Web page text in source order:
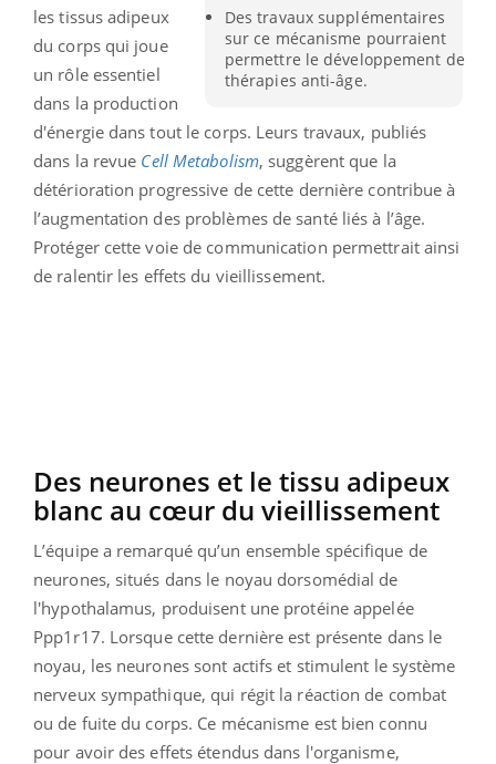
Des travaux supplémentaires
sur ce mécanisme pourraient
permettre le développement de
thérapies anti-âge.
les tissus adipeux
du corps qui joue
un rôle essentiel
dans la production
d'énergie dans tout le corps. Leurs travaux, publiés
dans la revue Cell Metabolism, suggèrent que la
détérioration progressive de cette dernière contribue à
l’augmentation des problèmes de santé liés à l’âge.
Protéger cette voie de communication permettrait ainsi
de ralentir les effets du vieillissement.
Des neurones et le tissu adipeux
blanc au cœur du vieillissement
L’équipe a remarqué qu’un ensemble spécifique de
neurones, situés dans le noyau dorsomédial de
l'hypothalamus, produisent une protéine appelée
Ppp1r17. Lorsque cette dernière est présente dans le
noyau, les neurones sont actifs et stimulent le système
nerveux sympathique, qui régit la réaction de combat
ou de fuite du corps. Ce mécanisme est bien connu
pour avoir des effets étendus dans l'organisme,